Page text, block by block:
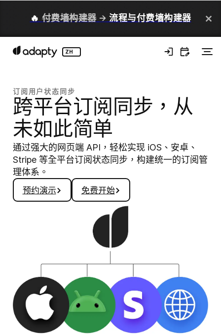
🔥 付费墙构建器 → 流程与付费墙构建器
ZH
订阅用户状态同步
跨平台订阅同步，从
未如此简单
通过强大的网页端 API，轻松实现 iOS、安卓、
Stripe 等全平台订阅状态同步，构建统一的订阅管
理体系。
预约演示 免费开始